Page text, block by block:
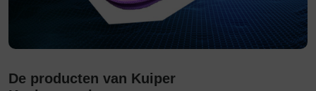
De producten van Kuiper